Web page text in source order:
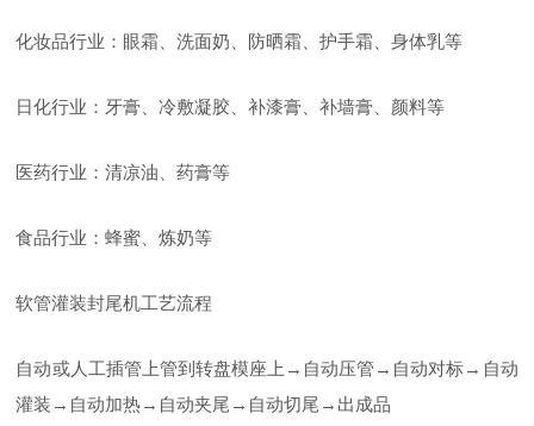
化妆品行业：眼霜、洗面奶、防晒霜、护手霜、身体乳等
日化行业：牙膏、冷敷凝胶、补漆膏、补墙膏、颜料等
医药行业：清凉油、药膏等
食品行业：蜂蜜、炼奶等
软管灌装封尾机工艺流程
自动或人工插管上管到转盘模座上 →自动压管→自动对标→自动
灌装→自动加热→自动夹尾→自动切尾→出成品